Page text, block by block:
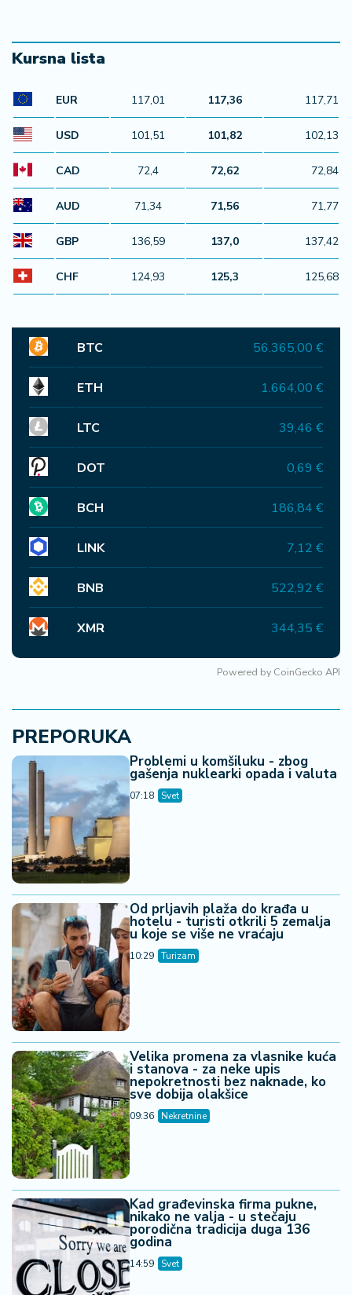
Kursna lista
EUR 117,01 117,36 117,71
USD 101,51 101,82 102,13
CAD 72,4 72,62 72,84
AUD 71,34 71,56 71,77
GBP 136,59 137,0 137,42
CHF 124,93 125,3 125,68
BTC 56.365,00 €
ETH 1.664,00 €
LTC 39,46 €
DOT 0,69 €
BCH 186,84 €
LINK 7,12 €
BNB 522,92 €
XMR 344,35 €
Powered by CoinGecko API
PREPORUKA
Problemi u komšiluku - zbog
gašenja nuklearki opada i valuta
07:18 Svet
Od prljavih plaža do krađa u
hotelu - turisti otkrili 5 zemalja
u koje se više ne vraćaju
10:29 Turizam
Velika promena za vlasnike kuća
i stanova - za neke upis
nepokretnosti bez naknade, ko
sve dobija olakšice
09:36 Nekretnine
Kad građevinska firma pukne,
nikako ne valja - u stečaju
porodična tradicija duga 136
godina
14:59 Svet